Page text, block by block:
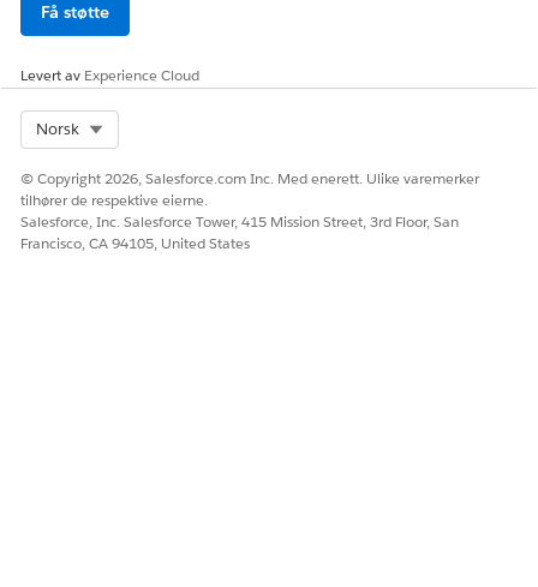
Få støtte
Levert av Experience Cloud
Norsk
© Copyright 2026, Salesforce.com Inc. Med enerett. Ulike varemerker
tilhører de respektive eierne.
Salesforce, Inc. Salesforce Tower, 415 Mission Street, 3rd Floor, San
Francisco, CA 94105, United States